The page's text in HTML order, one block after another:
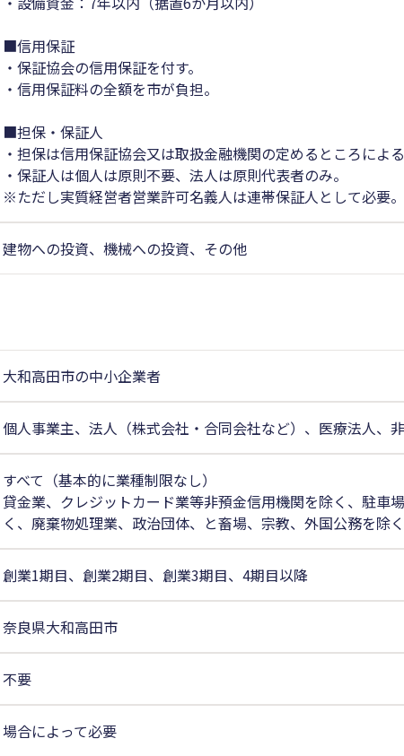
■信用保証
・保証協会の信用保証を付す。
・信用保証料の全額を市が負担。
■担保・保証人
・担保は信用保証協会又は取扱金融機関の定めるところによ
・保証人は個人は原則不要、法人は原則代表者のみ。
※ただし実質経営者営業許可名義人は連帯保証人として必要。
建物への投資、機械への投資、その他
大和高田市の中小企業者
個人事業主、法人（株式会社・合同会社など）、医療法人、
すべて（基本的に業種制限なし）
貸金業、クレジットカード業等非預金信用機関を除く、駐車
く、廃棄物処理業、政治団体、と畜場、宗教、外国公務を除く
創業1期目、創業2期目、創業3期目、4期目以降
奈良県大和高田市
不要
場合によって必要